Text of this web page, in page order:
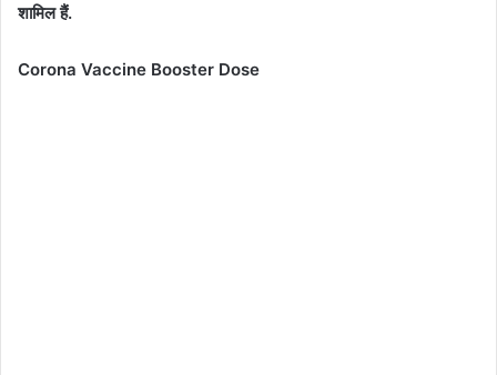
शामिल हैं.
Corona Vaccine Booster Dose